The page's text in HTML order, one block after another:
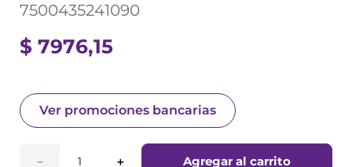
7500435241090
$ 7976,15
Ver promociones bancarias
＋
－ Agregar al carrito